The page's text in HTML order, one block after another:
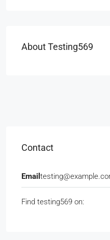
About Testing569
Contact
Email
Find testing569 on: